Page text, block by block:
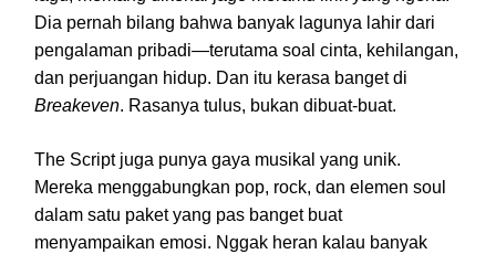
Dia pernah bilang bahwa banyak lagunya lahir dari
pengalaman pribadi—terutama soal cinta, kehilangan,
dan perjuangan hidup. Dan itu kerasa banget di
Breakeven. Rasanya tulus, bukan dibuat-buat.
The Script juga punya gaya musikal yang unik.
Mereka menggabungkan pop, rock, dan elemen soul
dalam satu paket yang pas banget buat
menyampaikan emosi. Nggak heran kalau banyak